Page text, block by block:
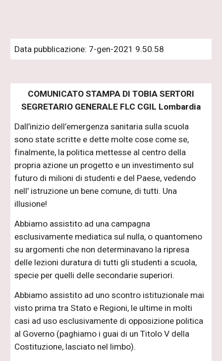
Data pubblicazione: 7-gen-2021 9.50.58
COMUNICATO STAMPA DI TOBIA SERTORI
SEGRETARIO GENERALE FLC CGIL Lombardia
Dall’inizio dell’emergenza sanitaria sulla scuola
sono state scritte e dette molte cose come se,
finalmente, la politica mettesse al centro della
propria azione un progetto e un investimento sul
futuro di milioni di studenti e del Paese, vedendo
nell’ istruzione un bene comune, di tutti. Una
illusione!
Abbiamo assistito ad una campagna
esclusivamente mediatica sul nulla, o quantomeno
su argomenti che non determinavano la ripresa
delle lezioni duratura di tutti gli studenti a scuola,
specie per quelli delle secondarie superiori.
Abbiamo assistito ad uno scontro istituzionale mai
visto prima tra Stato e Regioni, le ultime in molti
casi ad uso esclusivamente di opposizione politica
al Governo (paghiamo i guai di un Titolo V della
Costituzione, lasciato nel limbo).